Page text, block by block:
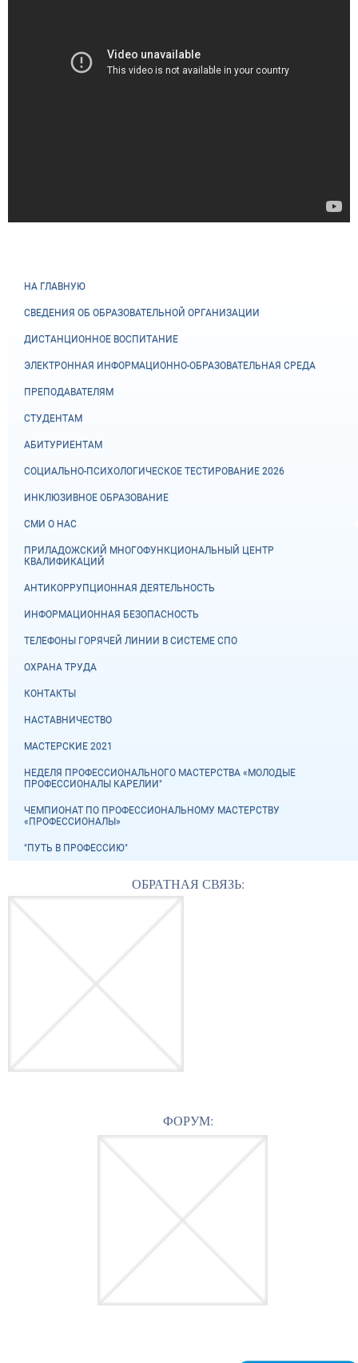
НА ГЛАВНУЮ
СВЕДЕНИЯ ОБ ОБРАЗОВАТЕЛЬНОЙ ОРГАНИЗАЦИИ
ДИСТАНЦИОННОЕ ВОСПИТАНИЕ
ЭЛЕКТРОННАЯ ИНФОРМАЦИОННО-ОБРАЗОВАТЕЛЬНАЯ СРЕДА
ПРЕПОДАВАТЕЛЯМ
СТУДЕНТАМ
АБИТУРИЕНТАМ
СОЦИАЛЬНО-ПСИХОЛОГИЧЕСКОЕ ТЕСТИРОВАНИЕ 2026
ИНКЛЮЗИВНОЕ ОБРАЗОВАНИЕ
СМИ О НАС
ПРИЛАДОЖСКИЙ МНОГОФУНКЦИОНАЛЬНЫЙ ЦЕНТР
КВАЛИФИКАЦИЙ
АНТИКОРРУПЦИОННАЯ ДЕЯТЕЛЬНОСТЬ
ИНФОРМАЦИОННАЯ БЕЗОПАСНОСТЬ
ТЕЛЕФОНЫ ГОРЯЧЕЙ ЛИНИИ В СИСТЕМЕ СПО
ОХРАНА ТРУДА
КОНТАКТЫ
НАСТАВНИЧЕСТВО
МАСТЕРСКИЕ 2021
НЕДЕЛЯ ПРОФЕССИОНАЛЬНОГО МАСТЕРСТВА «МОЛОДЫЕ
ПРОФЕССИОНАЛЫ КАРЕЛИИ"
ЧЕМПИОНАТ ПО ПРОФЕССИОНАЛЬНОМУ МАСТЕРСТВУ
«ПРОФЕССИОНАЛЫ»
"ПУТЬ В ПРОФЕССИЮ"
ОБРАТНАЯ СВЯЗЬ:
ФОРУМ: